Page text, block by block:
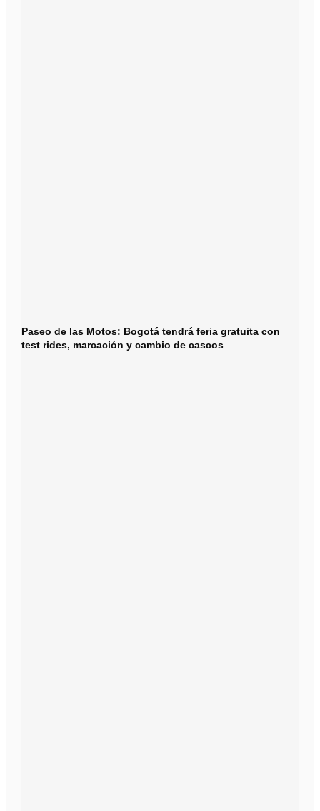
Paseo de las Motos: Bogotá tendrá feria gratuita con
test rides, marcación y cambio de cascos